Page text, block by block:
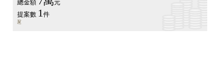
總金額
元
提案數 1件